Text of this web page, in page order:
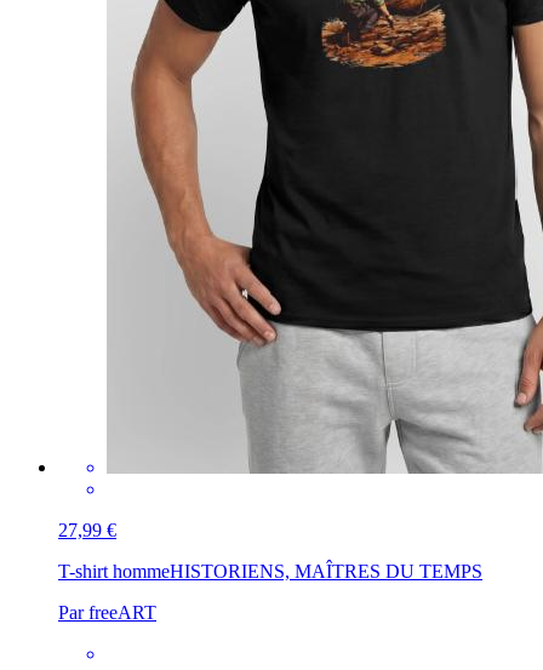
27,99 €
T-shirt hommeHISTORIENS, MAÎTRES DU TEMPS
Par freeART